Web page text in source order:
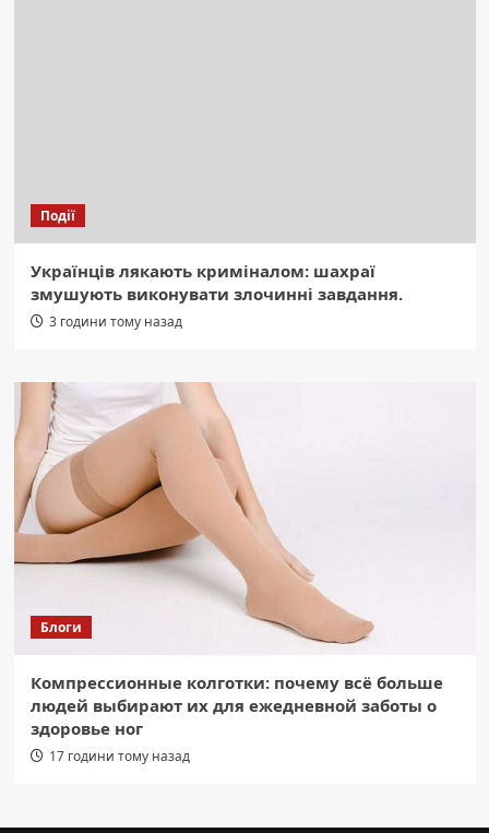
Події
Українців лякають криміналом: шахраї
змушують виконувати злочинні завдання.
3 години тому назад
Блоги
Компрессионные колготки: почему всё больше
людей выбирают их для ежедневной заботы о
здоровье ног
17 години тому назад